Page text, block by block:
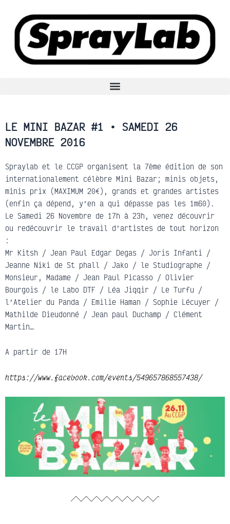
contenu
LE MINI BAZAR #1 • SAMEDI 26
NOVEMBRE 2016
Spraylab et le CCGP organisent la 7ème édition de son
internationalement célèbre Mini Bazar; minis objets,
minis prix (MAXIMUM 20€), grands et grandes artistes
(enfin ça dépend, y’en a qui dépasse pas les 1m60).
Le Samedi 26 Novembre de 17h à 23h, venez découvrir
ou redécouvrir le travail d’artistes de tout horizon
:
Mr Kitsh / Jean Paul Edgar Degas / Joris Infanti /
Jeanne Niki de St phall / Jako / le Studiographe /
Monsieur, Madame / Jean Paul Picasso / Olivier
Bourgois / le Labo DTF / Léa Jiqqir / Le Turfu /
l’Atelier du Panda / Emilie Haman / Sophie Lécuyer /
Mathilde Dieudonné / Jean paul Duchamp / Clément
Martin…
A partir de 17H
https://www.facebook.com/events/549657868557438/